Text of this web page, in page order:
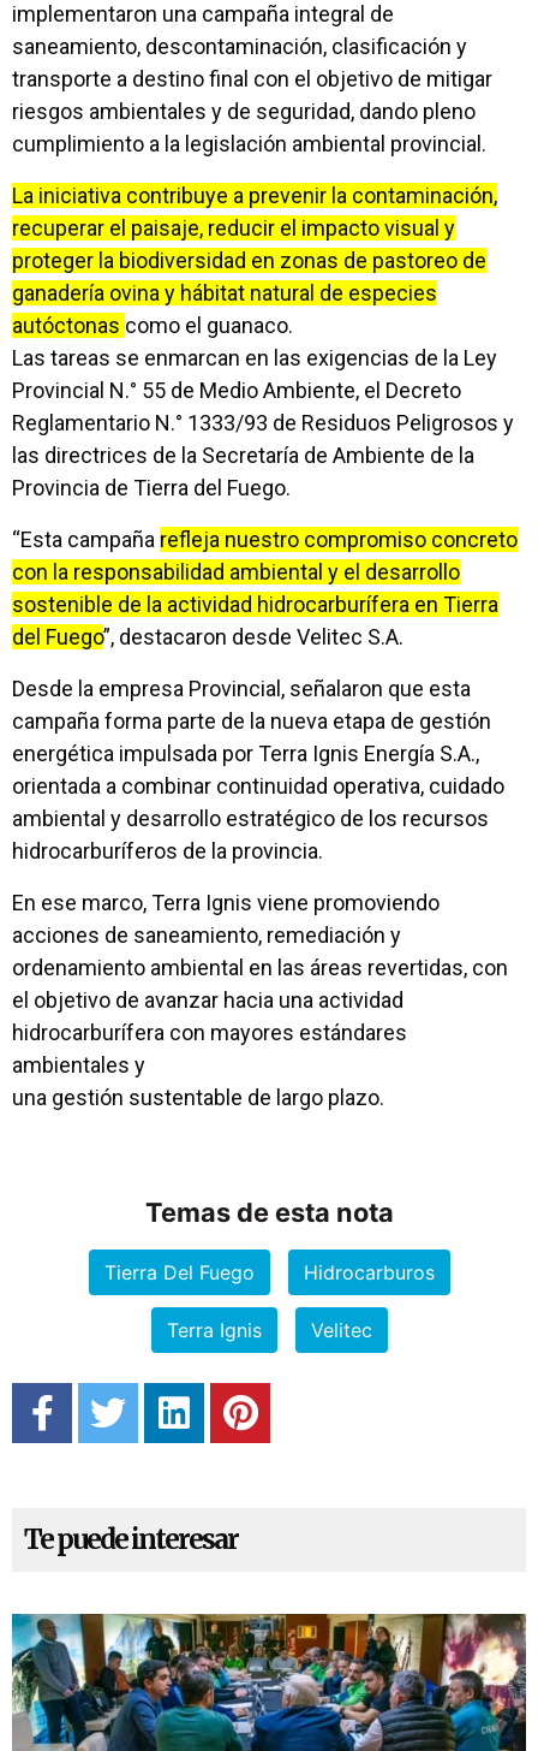
implementaron una campaña integral de
saneamiento, descontaminación, clasificación y
transporte a destino final con el objetivo de mitigar
riesgos ambientales y de seguridad, dando pleno
cumplimiento a la legislación ambiental provincial.
La iniciativa contribuye a prevenir la contaminación,
recuperar el paisaje, reducir el impacto visual y
proteger la biodiversidad en zonas de pastoreo de
ganadería ovina y hábitat natural de especies
autóctonas como el guanaco.
Las tareas se enmarcan en las exigencias de la Ley
Provincial N.° 55 de Medio Ambiente, el Decreto
Reglamentario N.° 1333/93 de Residuos Peligrosos y
las directrices de la Secretaría de Ambiente de la
Provincia de Tierra del Fuego.
“Esta campaña refleja nuestro compromiso concreto
con la responsabilidad ambiental y el desarrollo
sostenible de la actividad hidrocarburífera en Tierra
del Fuego”, destacaron desde Velitec S.A.
Desde la empresa Provincial, señalaron que esta
campaña forma parte de la nueva etapa de gestión
energética impulsada por Terra Ignis Energía S.A.,
orientada a combinar continuidad operativa, cuidado
ambiental y desarrollo estratégico de los recursos
hidrocarburíferos de la provincia.
En ese marco, Terra Ignis viene promoviendo
acciones de saneamiento, remediación y
ordenamiento ambiental en las áreas revertidas, con
el objetivo de avanzar hacia una actividad
hidrocarburífera con mayores estándares
ambientales y
una gestión sustentable de largo plazo.
Temas de esta nota
Tierra Del Fuego Hidrocarburos
Terra Ignis Velitec
Te puede interesar